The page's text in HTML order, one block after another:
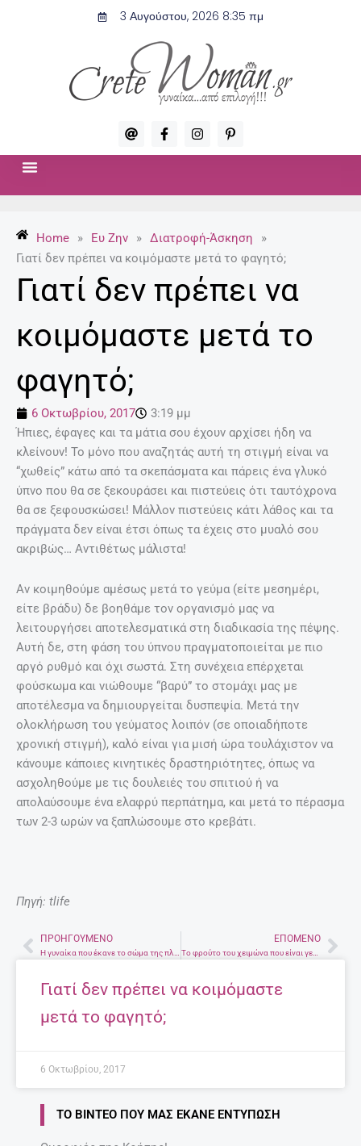
3 Αυγούστου, 2026 8:35 πμ
A
t
F
a
c
f
I
n
s
m
P
i
n
-
p
Home » Ευ Ζην » Διατροφή-Άσκηση
»
Γιατί δεν πρέπει να κοιμόμαστε μετά το φαγητό;
Γιατί δεν πρέπει να
κοιμόμαστε μετά το
φαγητό;
6 Οκτωβρίου, 2017
3:19 μμ
Ήπιες, έφαγες και τα μάτια σου έχουν αρχίσει ήδη να
κλείνουν! Το μόνο που αναζητάς αυτή τη στιγμή είναι να
“χωθείς” κάτω από τα σκεπάσματα και πάρεις ένα γλυκό
ύπνο που θα σε ξεκουράσει και πιστεύεις ότι ταυτόχρονα
θα σε ξεφουσκώσει! Μάλλον πιστεύεις κάτι λάθος και τα
πράγματα δεν είναι έτσι όπως τα έχεις στο μυαλό σου
ακριβώς… Αντιθέτως μάλιστα!
Αν κοιμηθούμε αμέσως μετά το γεύμα (είτε μεσημέρι,
είτε βράδυ) δε βοηθάμε τον οργανισμό μας να
λειτουργήσει αποτελεσματικά στη διαδικασία της πέψης.
Αυτή δε, στη φάση του ύπνου πραγματοποιείται με πιο
αργό ρυθμό και όχι σωστά. Στη συνέχεια επέρχεται
φούσκωμα και νιώθουμε “βαρύ” το στομάχι μας με
αποτέλεσμα να δημιουργείται δυσπεψία. Μετά την
ολοκλήρωση του γεύματος λοιπόν (σε οποιαδήποτε
χρονική στιγμή), καλό είναι για μισή ώρα τουλάχιστον να
κάνουμε κάποιες κινητικές δραστηριότητες, όπως να
ασχοληθούμε με τις δουλειές του σπιτιού ή να
απολαύσουμε ένα ελαφρύ περπάτημα, και μετά το πέρασμα
των 2-3 ωρών να ξαπλώσουμε στο κρεβάτι.
Πηγή: tlife
PrevΠΡΟΗΓΟΎΜΕΝΟ
Η γυναίκα που έκανε το σώμα της πλεξούδα ή αλλιώς τι μπορεί κάποιος να κάνει με το μακιγιάζ
ΕΠΌΜΕΝΟ
Το φρούτο του χειμώνα που είναι γεμάτο βιταμίνες αλλά όχι θερμίδες
Γιατί δεν πρέπει να κοιμόμαστε
μετά το φαγητό;
6 Οκτωβρίου, 2017
ΤΟ ΒΊΝΤΕΟ ΠΟΥ ΜΑΣ ΈΚΑΝΕ ΕΝΤΎΠΩΣΗ